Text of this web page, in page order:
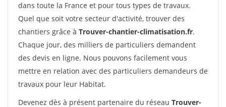
dans toute la France et pour tous types de travaux.
Quel que soit votre secteur d'activité, trouver des
chantiers grâce à Trouver-chantier-climatisation.fr.
Chaque jour, des milliers de particuliers demandent
des devis en ligne. Nous pouvons facilement vous
mettre en relation avec des particuliers demandeurs de
travaux pour leur Habitat.
Devenez dès à présent partenaire du réseau Trouver-